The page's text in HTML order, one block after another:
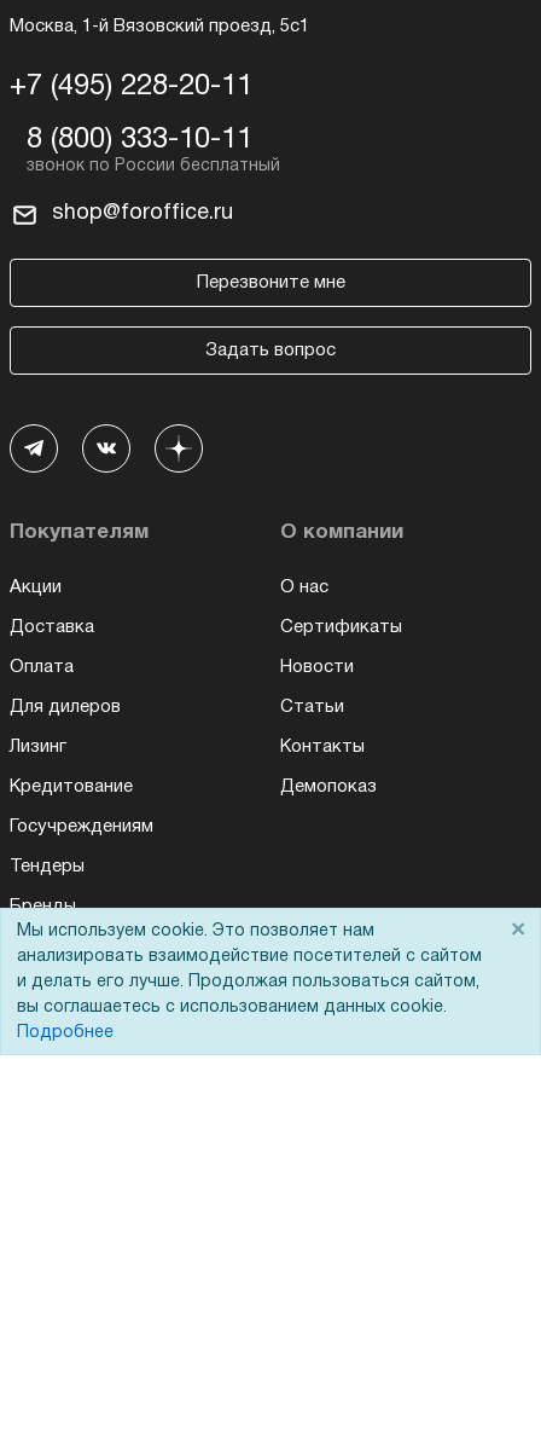
Москва, 1-й Вязовский проезд, 5с1
+7 (495) 228-20-11
8 (800) 333-10-11
shop@foroffice.ru
Перезвоните мне
Задать вопрос
Покупателям
Акции
Доставка
Оплата
Для дилеров
Лизинг
Кредитование
Госучреждениям
Тендеры
Бренды
О компании
О нас
Сертификаты
Новости
Статьи
Контакты
Демопоказ
Помощь
Мы используем cookie. Это позволяет нам
анализировать взаимодействие посетителей с сайтом
и делать его лучше. Продолжая пользоваться сайтом,
вы соглашаетесь с использованием данных cookie.
Подробнее
×